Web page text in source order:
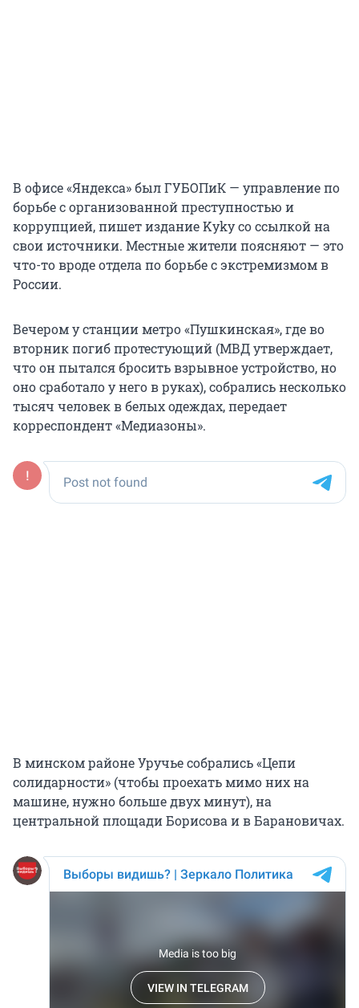
В офисе «Яндекса» был ГУБОПиК — управление по
борьбе с организованной преступностью и
коррупцией, пишет издание Kyky со ссылкой на
свои источники. Местные жители поясняют — это
что-то вроде отдела по борьбе с экстремизмом в
России.
Вечером у станции метро «Пушкинская», где во
вторник погиб протестующий (МВД утверждает,
что он пытался бросить взрывное устройство, но
оно сработало у него в руках), собрались несколько
тысяч человек в белых одеждах, передает
корреспондент «Медиазоны».
В минском районе Уручье собрались «Цепи
солидарности» (чтобы проехать мимо них на
машине, нужно больше двух минут), на
центральной площади Борисова и в Барановичах.